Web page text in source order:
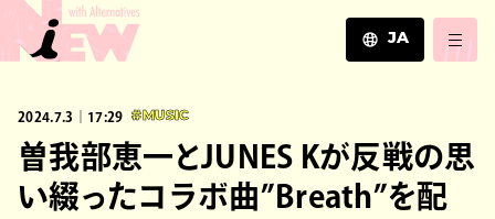
JA
ZH
2024.7.3｜17:29 #MUSIC
曽我部恵一とJUNES Kが反戦の思
い綴ったコラボ曲”Breath”を配